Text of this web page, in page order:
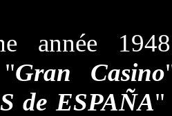
année
Gran Casino
de ESPAÑA